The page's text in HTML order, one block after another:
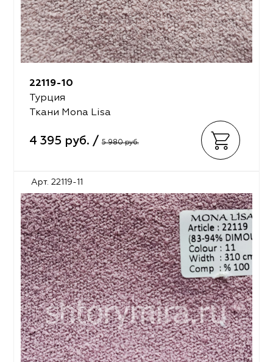
22119-10
Турция
Ткани Mona Lisa
4 395 руб. / 5 980 руб.
Арт. 22119-11